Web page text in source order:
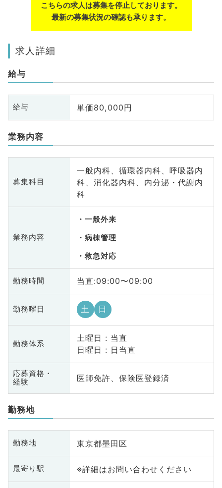
こちらの求人は募集を停止しております。
最新の募集状況の確認も承ります。
求人詳細
給与
給与 単価80,000円
業務内容
募集科目
一般内科、循環器内科、呼吸器内
科、消化器内科、内分泌・代謝内
科
業務内容
一般外来
病棟管理
救急対応
勤務時間 当直:09:00〜09:00
勤務曜日 土 日
勤務体系
土曜日 : 当直
日曜日 : 日当直
応募資格・
経験
医師免許、保険医登録済
勤務地
勤務地 東京都墨田区
最寄り駅 ※詳細はお問い合わせください